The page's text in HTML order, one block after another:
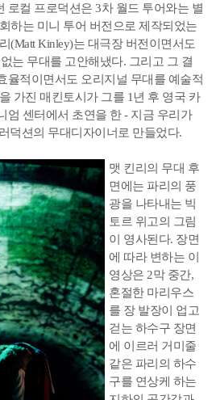
로컬 프로덕션은 3차 월드 투어와는 별
하는 미니 투어 버전으로 제작되었는
(Matt Kinley)는 대극장 버전이면서도
는 무대를 고안해냈다. 그리고 그 결
율적이면서도 오리지널 무대를 예술적
가진 매킨토시가 그를 1년 후 영국 카
엄 센터에서 초연을 한 - 지금 우리가
덕션의 무대디자이너로 만들었다.
맷 킨리의 무대 후
면에는 파리의 풍
광을 나타내는 빅
토르 위고의 그림
이 영사된다. 장면
에 따라 변하는 이
영상은 2막 중간,
혼절한 마리우스
를 장 발장이 업고
걷는 하수구 장면
에 이르러 거미줄
같은 파리의 하수
구를 연상케 하는